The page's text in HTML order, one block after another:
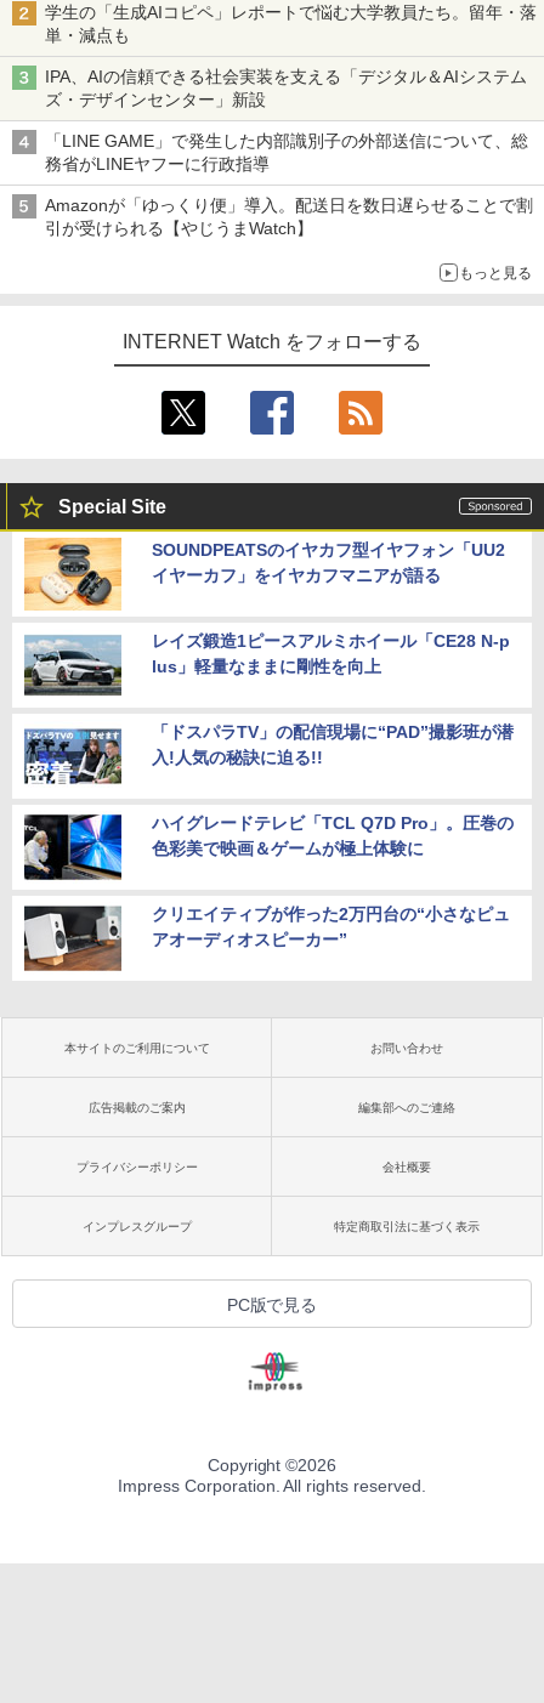
学生の「生成AIコピペ」レポートで悩む大学教員たち。留年・落
単・減点も
IPA、AIの信頼できる社会実装を支える「デジタル＆AIシステム
ズ・デザインセンター」新設
「LINE GAME」で発生した内部識別子の外部送信について、総
務省がLINEヤフーに行政指導
Amazonが「ゆっくり便」導入。配送日を数日遅らせることで割
引が受けられる【やじうまWatch】
もっと見る
INTERNET Watch をフォローする
Special Site
SOUNDPEATSのイヤカフ型イヤフォン「UU2
イヤーカフ」をイヤカフマニアが語る
レイズ鍛造1ピースアルミホイール「CE28 N-p
lus」軽量なままに剛性を向上
「ドスパラTV」の配信現場に“PAD”撮影班が潜
入!人気の秘訣に迫る!!
ハイグレードテレビ「TCL Q7D Pro」。圧巻の
色彩美で映画＆ゲームが極上体験に
クリエイティブが作った2万円台の“小さなピュ
アオーディオスピーカー”
本サイトのご利用について お問い合わせ
広告掲載のご案内 編集部へのご連絡
プライバシーポリシー 会社概要
インプレスグループ 特定商取引法に基づく表示
PC版で見る
Copyright ©2026
Impress Corporation. All rights reserved.